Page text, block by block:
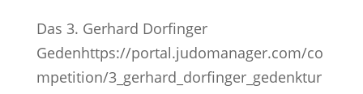
Das 3. Gerhard Dorfinger
Gedenhttps://portal.judomanager.com/co
mpetition/3_gerhard_dorfinger_gedenktur